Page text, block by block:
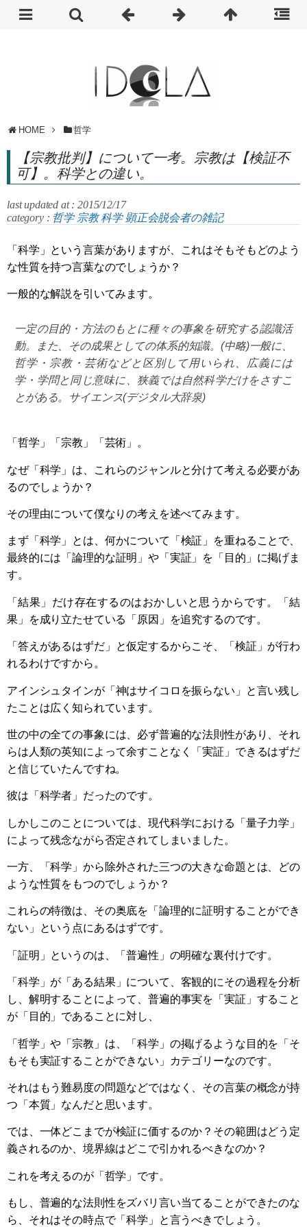
HOME 哲学
【宗教批判】について一考。宗教は【検証不
可】。科学との違い。
last updated at : 2015/12/17
category : 哲学 宗教 科学 顕正会脱会者の雑記
「科学」という言葉がありますが、これはそもそもどのよう
な性質を持つ言葉なのでしょうか？
一般的な解説を引いてみます。
一定の目的・方法のもとに種々の事象を研究する認識活
動。また、その成果としての体系的知識。(中略)一般に、
哲学・宗教・芸術などと区別して用いられ、広義には
学・学問と同じ意味に、狭義では自然科学だけをさすこ
とがある。サイエンス(デジタル大辞泉)
「哲学」「宗教」「芸術」。
なぜ「科学」は、これらのジャンルと分けて考える必要があ
るのでしょうか？
その理由について僕なりの考えを述べてみます。
まず「科学」とは、何かについて「検証」を重ねることで、
最終的には「論理的な証明」や「実証」を「目的」に掲げま
す。
「結果」だけ存在するのはおかしいと思うからです。「結
果」を成り立たせている「原因」を追究するのです。
「答えがあるはずだ」と仮定するからこそ、「検証」が行わ
れるわけですから。
アインシュタインが「神はサイコロを振らない」と言い残し
たことは広く知られています。
世の中の全ての事象には、必ず普遍的な法則性があり、それ
らは人類の英知によって余すことなく「実証」できるはずだ
と信じていたんですね。
彼は「科学者」だったのです。
しかしこのことについては、現代科学における「量子力学」
によって残念ながら否定されてしまいました。
一方、「科学」から除外された三つの大きな命題とは、どの
ような性質をもつのでしょうか？
これらの特徴は、その奥底を「論理的に証明することができ
ない」という点にあるはずです。
「証明」というのは、「普遍性」の明確な裏付けです。
「科学」が「ある結果」について、客観的にその過程を分析
し、解明することによって、普遍的事実を「実証」すること
が「目的」であることに対し、
「哲学」や「宗教」は、「科学」の掲げるような目的を「そ
もそも実証することができない」カテゴリーなのです。
それはもう難易度の問題などではなく、その言葉の概念が持
つ「本質」なんだと思います。
では、一体どこまでが検証に価するのか？その範囲はどう定
義されるのか、境界線はどこで引かれるべきなのか？
これを考えるのが「哲学」です。
もし、普遍的な法則性をズバリ言い当てることができたのな
ら、それはその時点で「科学」と言うべきでしょう。